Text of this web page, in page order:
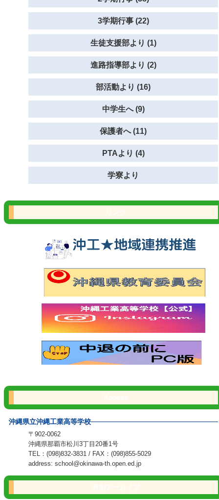
3学期行事 (22)
生徒支援部より (1)
進路指導部より (2)
部活動より (16)
中学生へ (9)
保護者へ (11)
PTAより (4)
学寮より
沖縄県立沖縄工業高等学校
〒902-0062
沖縄県那覇市松川3丁目20番1号
TEL：(098)832-3831 / FAX：(098)855-5029
address: school@okinawa-th.open.ed.jp